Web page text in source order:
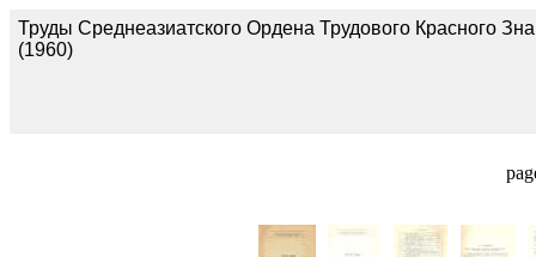
Труды Среднеазиатского Ордена Трудового Красного
(1960)